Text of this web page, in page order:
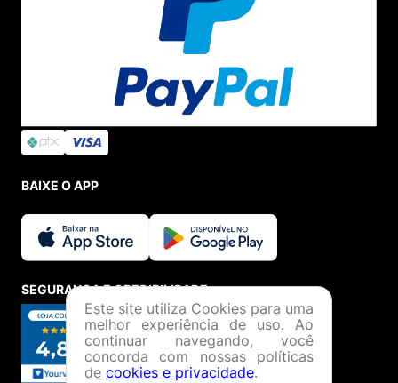
BAIXE O APP
SEGURANÇA E CREDIBILIDADE
Este site utiliza Cookies para uma
melhor experiência de uso. Ao
continuar navegando, você
concorda com nossas políticas
de cookies e privacidade.